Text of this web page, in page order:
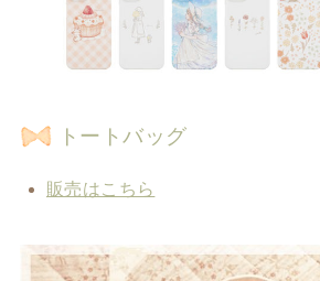
トートバッグ
販売はこちら